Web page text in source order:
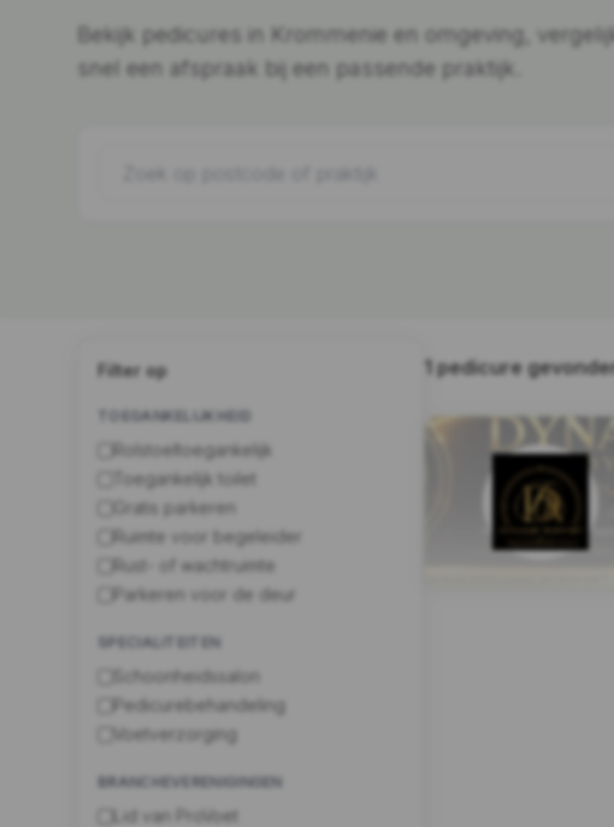
Bekijk pedicures in Krommenie en omgeving,
snel een afspraak bij een passende praktijk.
Filter op
TOEGANKELIJKHEID
Rolstoeltoegankelijk
Toegankelijk toilet
Gratis parkeren
Ruimte voor begeleider
Rust- of wachtruimte
Parkeren voor de deur
SPECIALITEITEN
Schoonheidssalon
Pedicurebehandeling
Voetverzorging
BRANCHEVERENIGINGEN
Lid van ProVoet
1 pedicure